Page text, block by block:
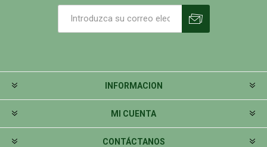
INFORMACION
MI CUENTA
CONTÁCTANOS